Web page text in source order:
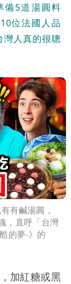
備5道湯圓料
位法國人品
人真的很聰
有鹹湯圓，
，直呼「台灣
的夢-》的
加紅糖或黑